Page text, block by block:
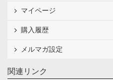
マイページ
購入履歴
メルマガ設定
関連リンク